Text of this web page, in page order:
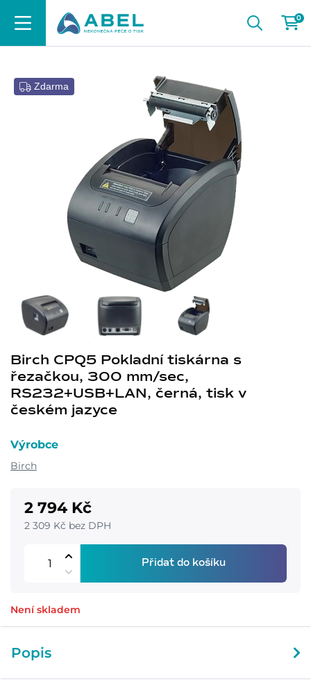
0
Zdarma
Birch CPQ5 Pokladní tiskárna s
řezačkou, 300 mm/sec,
RS232+USB+LAN, černá, tisk v
českém jazyce
Výrobce
Birch
2 794 Kč
2 309 Kč bez DPH
Přidat do košíku
Není skladem
Popis